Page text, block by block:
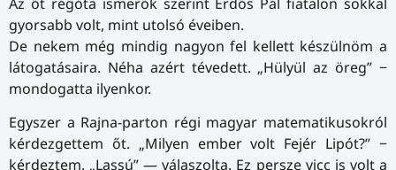
gyorsabb volt, mint utolsó éveiben.
De nekem még mindig nagyon fel kellett készülnöm a
látogatásaira. Néha azért tévedett. „Hülyül az öreg” −
mondogatta ilyenkor.
Egyszer a Rajna-parton régi magyar matematikusokról
kérdezgettem őt. „Milyen ember volt Fejér Lipót?” −
kérdeztem. „Lassú” — válaszolta. Ez persze vicc is volt a